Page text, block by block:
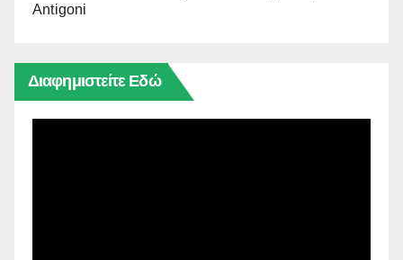
Antigoni
Διαφημιστείτε Εδώ